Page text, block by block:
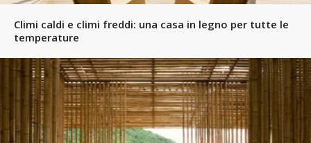
Climi caldi e climi freddi: una casa in legno per tutte le
temperature